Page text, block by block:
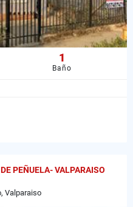
1
Baño
PEÑUELA- VALPARAISO
Valparaiso